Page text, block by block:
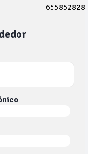
655852828